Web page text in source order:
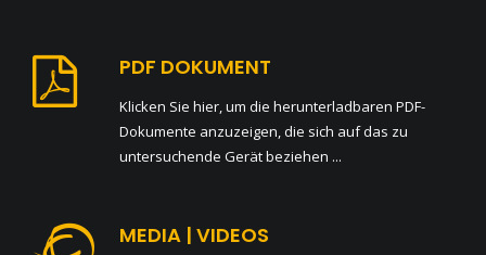
PDF DOKUMENT
Klicken Sie hier, um die herunterladbaren PDF-
Dokumente anzuzeigen, die sich auf das zu
untersuchende Gerät beziehen ...
MEDIA | VIDEOS